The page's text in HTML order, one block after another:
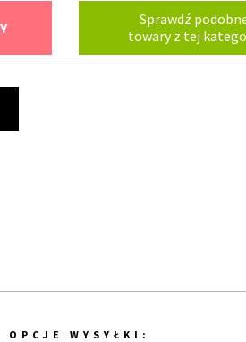
Sprawdź
towary z tej
OPCJE WYSYŁKI: